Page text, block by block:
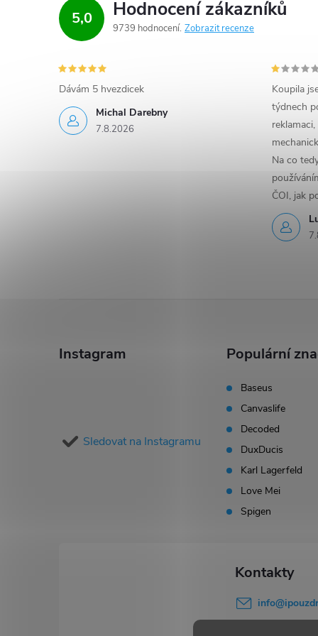
5,0 Hodnocení zákazníků
9739 hodnocení Zobrazit recenze
Michal Darebny
7.8.2026
Dávám 5 hvezdicek
Koupila
týdnech
Na co
ČOI, jak
Instagram
Sledovat na Instagramu
Populární
Baseus
Canvaslife
Decoded
DuxDucis
Karl Lagerfeld
Love Mei
Spigen
info@